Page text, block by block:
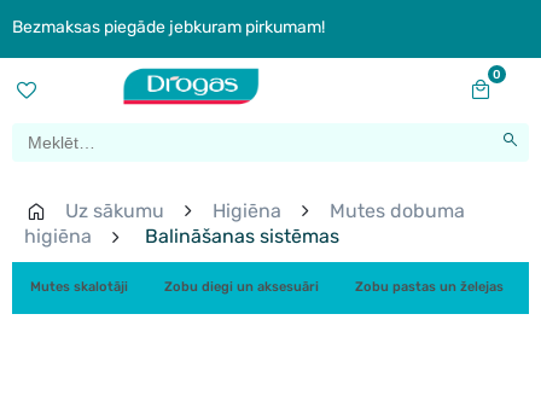
Bezmaksas piegāde jebkuram pirkumam!
0
Uz sākumu Higiēna
Mutes dobuma
higiēna
Balināšanas sistēmas
Mutes skalotāji Zobu diegi un aksesuāri Zobu pastas un želejas